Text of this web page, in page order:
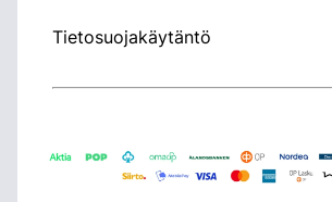
Tietosuojakäytäntö